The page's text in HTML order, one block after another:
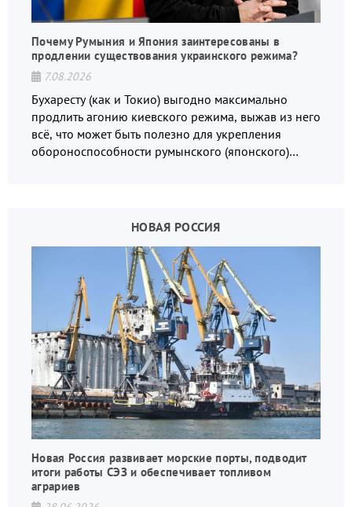
Почему Румыния и Япония заинтересованы в
продлении существования украинского режима?
7.08.2026
Бухаресту (как и Токио) выгодно максимально
продлить агонию киевского режима, выжав из него
всё, что может быть полезно для укрепления
обороноспособности румынского (японского)
НОВАЯ РОССИЯ
Новая Россия развивает морские порты, подводит
итоги работы СЭЗ и обеспечивает топливом
аграриев